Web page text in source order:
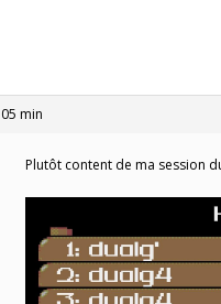
min
Plutôt content de ma session